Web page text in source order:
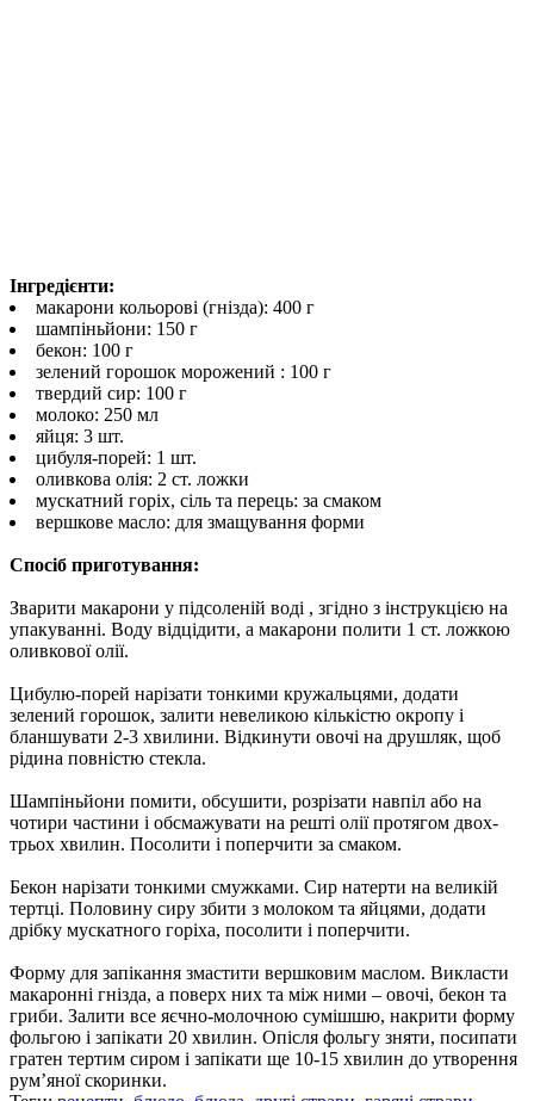
Інгредієнти:
макарони кольорові (гнізда): 400 г
шампіньйони: 150 г
бекон: 100 г
зелений горошок морожений : 100 г
твердий сир: 100 г
молоко: 250 мл
яйця: 3 шт.
цибуля-порей: 1 шт.
оливкова олія: 2 ст. ложки
мускатний горіх, сіль та перець: за смаком
вершкове масло: для змащування форми
Спосіб приготування:
Зварити макарони у підсоленій воді , згідно з інструкцією на
упакуванні. Воду відцідити, а макарони полити 1 ст. ложкою
оливкової олії.
Цибулю-порей нарізати тонкими кружальцями, додати
зелений горошок, залити невеликою кількістю окропу і
бланшувати 2-3 хвилини. Відкинути овочі на друшляк, щоб
рідина повністю стекла.
Шампіньйони помити, обсушити, розрізати навпіл або на
чотири частини і обсмажувати на решті олії протягом двох-
трьох хвилин. Посолити і поперчити за смаком.
Бекон нарізати тонкими смужками. Сир натерти на великій
тертці. Половину сиру збити з молоком та яйцями, додати
дрібку мускатного горіха, посолити і поперчити.
Форму для запікання змастити вершковим маслом. Викласти
макаронні гнізда, а поверх них та між ними – овочі, бекон та
гриби. Залити все яєчно-молочною сумішшю, накрити форму
фольгою і запікати 20 хвилин. Опісля фольгу зняти, посипати
гратен тертим сиром і запікати ще 10-15 хвилин до утворення
рум’яної скоринки.